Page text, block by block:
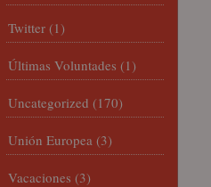
Twitter (1)
Últimas Voluntades (1)
Uncategorized (170)
Unión Europea (3)
Vacaciones (3)